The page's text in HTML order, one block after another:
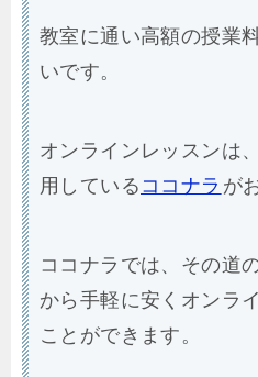
教室に通い高額の授業
いです。
オンラインレッスンは
用している ココナラ が
ココナラでは、その道
から手軽に安くオンラ
ことができます。